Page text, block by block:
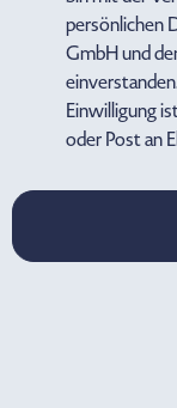
persönlichen
GmbH und
Einwilligung
oder Post an